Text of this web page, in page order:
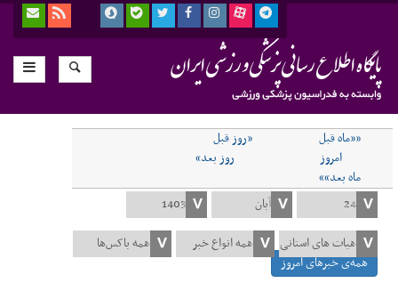
««ماه قبل
«روز قبل
امروز
روز بعد»
ماه بعد»»
همه‌ی خبرهای امروز